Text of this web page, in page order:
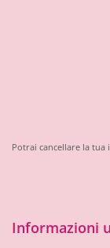
Potrai cancellare la tua
Informazioni